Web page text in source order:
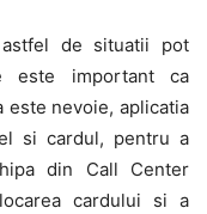
astfel de situatii pot
este important ca
este nevoie, aplicatia
si cardul, pentru a
din Call Center
cardului si a